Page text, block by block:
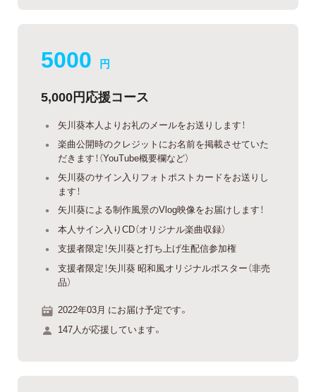
5000 円
5,000円応援コース
矢川葵本人よりお礼のメールをお送りします！
楽曲公開時のクレジットにお名前を掲載させていた
だきます！（YouTube概要欄など）
矢川葵のサイン入りフォトポストカードをお送りし
ます！
矢川葵による制作風景のVlog映像をお届けします！
本人サイン入りCD（オリジナル楽曲収録）
支援者限定！矢川葵と打ち上げ生配信参加権
支援者限定！矢川葵 昭和風オリジナルポスター（非売
品）
2022年03月 にお届け予定です。
147人が応援しています。